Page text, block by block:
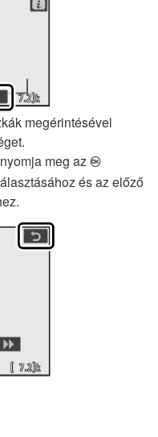
megérintésével
meg az J
és az előző